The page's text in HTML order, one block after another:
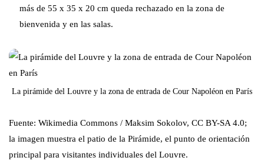
más de 55 x 35 x 20 cm queda rechazado en la zona de
bienvenida y en las salas.
La pirámide del Louvre y la zona de entrada de Cour Napoléon en París
Fuente: Wikimedia Commons / Maksim Sokolov, CC BY-SA 4.0;
la imagen muestra el patio de la Pirámide, el punto de orientación
principal para visitantes individuales del Louvre.